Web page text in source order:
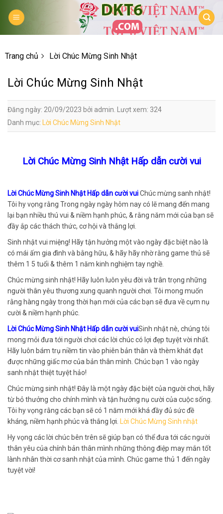
Trang chủ Lời Chúc Mừng Sinh Nhật
Lời Chúc Mừng Sinh Nhật
Đăng ngày: 20/09/2023 bởi admin. Lượt xem: 324
Danh mục: Lời Chúc Mừng Sinh Nhật
Lời Chúc Mừng Sinh Nhật Hấp dẫn cười vui
Lời Chúc Mừng Sinh Nhật Hấp dẫn cười vuiChúc mừng sanh nhật!
Tôi hy vọng rằng Trong ngày ngày hôm nay có lẽ mang đến mang
lại bạn nhiều thú vui & niềm hạnh phúc, & rằng năm mới của bạn sẽ
đầy ắp các thách thức, cơ hội và thắng lợi.
Sinh nhật vui miệng! Hãy tận hưởng một vào ngày đặc biệt nào là
có mái ấm gia đình và bằng hữu, & hãy hãy nhờ rằng game thủ sẽ
thêm 1 5 tuổi & thêm 1 năm kinh nghiệm tay nghề.
Chúc mừng sinh nhật! Hãy luôn luôn yêu đời và trân trọng những
người thân yêu thương xung quanh người chơi. Tôi mong muốn
rằng hàng ngày trong thời hạn mới của các bạn sẽ đưa về cụm nụ
cười & niềm hạnh phúc.
Lời Chúc Mừng Sinh Nhật Hấp dẫn cười vuiSinh nhật nè, chúng tôi
mong mỏi đưa tới người chơi các lời chúc có lợi đẹp tuyệt vời nhất.
Hãy luôn bám trụ niềm tin vào phiên bản thân và thèm khát đạt
được những giấc mơ của bản thân mình. Chúc bạn 1 vào ngày
sanh nhật thiệt tuyệt hảo!
Chúc mừng sinh nhật! Đây là một ngày đặc biệt của người chơi, hãy
từ bỏ thưởng cho chính mình và tận hưởng nụ cười của cuộc sống.
Tôi hy vọng rằng các bạn sẽ có 1 năm mới khá đầy đủ sức đề
kháng, niềm hạnh phúc và thắng lợi.
Lời Chúc Mừng Sinh nhật
Hy vọng các lời chúc bên trên sẽ giúp bạn có thể đưa tới các người
thân yêu của chính bản thân mình những thông điệp may mắn tốt
lành nhân thời cơ sanh nhật của mình. Chúc game thủ 1 đến ngày
tuyệt vời!